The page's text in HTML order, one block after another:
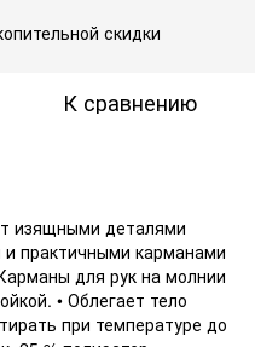
скидки
К сравнению
изящными деталями
и практичными карманами
для рук на молнии
• Облегает тело
при температуре до